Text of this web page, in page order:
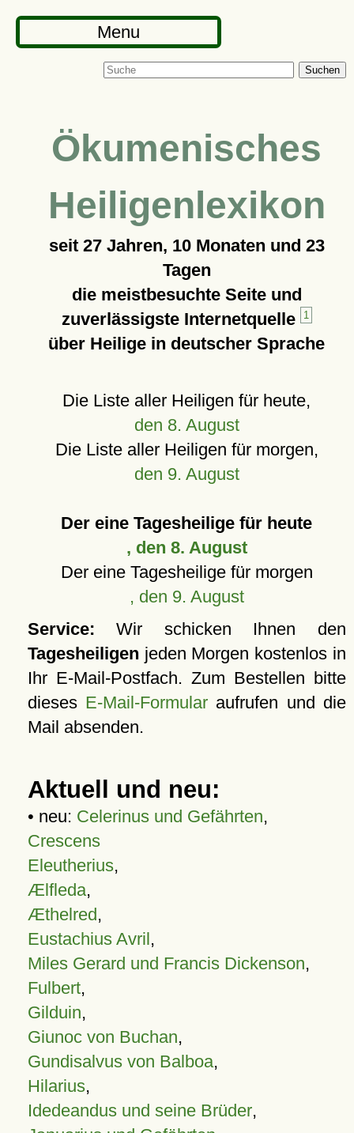
Menu
Suchen
Ökumenisches
Heiligenlexikon
seit 27 Jahren, 10 Monaten und 23
Tagen
die meistbesuchte Seite und
zuverlässigste Internetquelle
1
über Heilige in deutscher Sprache
Die Liste aller Heiligen für heute,
den 8. August
Die Liste aller Heiligen für morgen,
den 9. August
Der eine Tagesheilige für heute
, den 8. August
Der eine Tagesheilige für morgen
, den 9. August
Service: Wir schicken Ihnen den
Tagesheiligen jeden Morgen kostenlos in
Ihr E-Mail-Postfach. Zum Bestellen bitte
dieses E-Mail-Formular aufrufen und die
Mail absenden.
Aktuell und neu:
• neu: Celerinus und Gefährten,
Crescens
Eleutherius,
Ælfleda,
Æthelred,
Eustachius Avril,
Miles Gerard und Francis Dickenson,
Fulbert,
Gilduin,
Giunoc von Buchan,
Gundisalvus von Balboa,
Hilarius,
Idedeandus und seine Brüder,